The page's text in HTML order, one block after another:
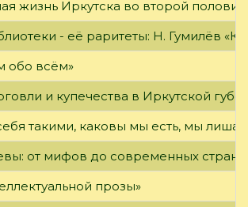
жизнь Иркутска во второй
- её раритеты: Н. Гумилёв
обо всём»
и купечества в Иркутской
такими, каковы мы есть, мы
от мифов до современных
прозы»